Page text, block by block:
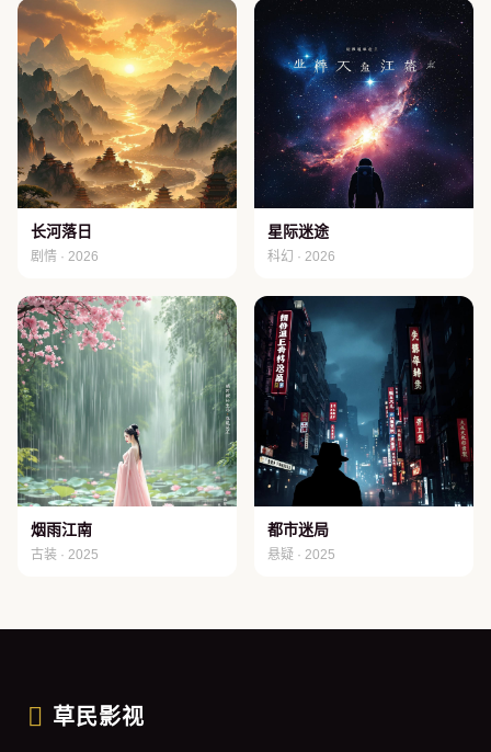
长河落日
剧情 · 2026
星际迷途
科幻 · 2026
烟雨江南
古装 · 2025
都市迷局
悬疑 · 2025
草民影视